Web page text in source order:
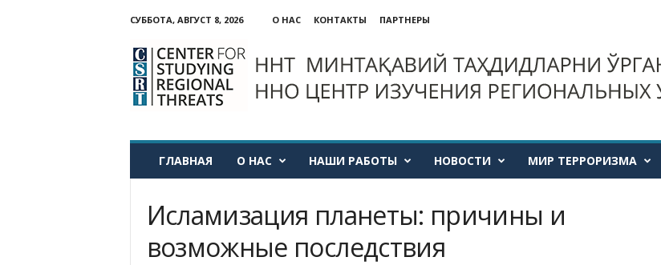
СУББОТА, АВГУСТ 8, 2026 О НАС КОНТАКТЫ
ПАРТНЕРЫ
Центр
изучения
региональных
угроз
ГЛАВНАЯ О НАС НАШИ РАБОТЫ НОВОСТИ МИР ТЕРРОРИЗМА
Исламизация планеты: причины и
возможные последствия